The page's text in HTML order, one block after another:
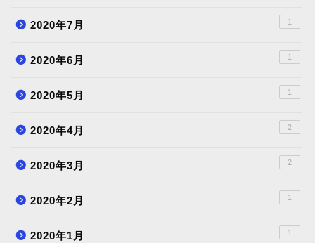
2020年7月 1
2020年6月 1
2020年5月 1
2020年4月 2
2020年3月 2
2020年2月 1
2020年1月 1